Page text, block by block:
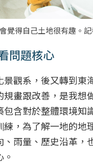
覺得自己土地很有趣。
問題核心
景觀系，後又轉到東
畫跟改善，是我想
含對於整體環境知
練，為了解一地的地
、雨量、歷史沿革，